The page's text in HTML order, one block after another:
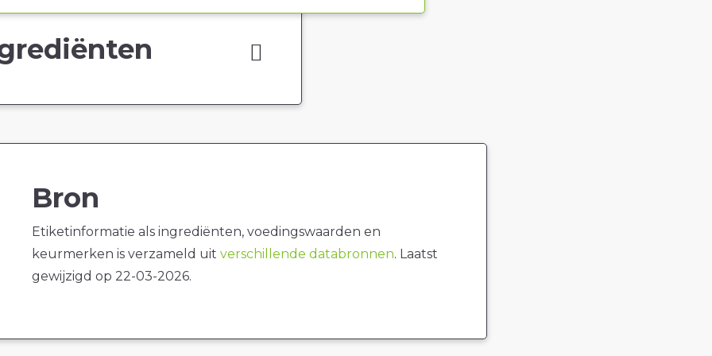
Bron
Etiketinformatie als ingrediënten, voedingswaarden en
keurmerken is verzameld uit verschillende databronnen. Laatst
gewijzigd op 22-03-2026.